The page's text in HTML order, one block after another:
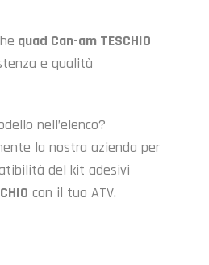
quad Can-am TESCHIO
e qualità
nell’elenco?
la nostra azienda per
del kit adesivi
con il tuo ATV.